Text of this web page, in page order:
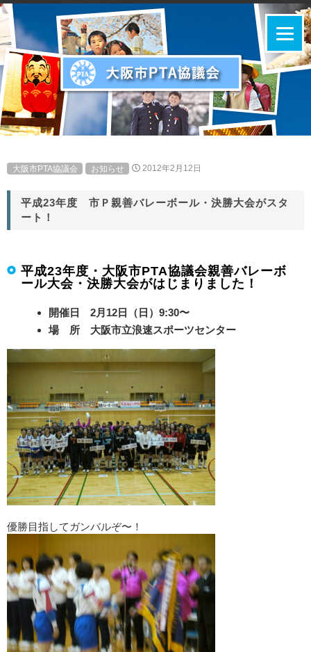
大阪市PTA協議会 お知らせ 2012年2月12日
平成23年度 市Ｐ親善バレーボール・決勝大会がスタ
ート！
平成23年度・大阪市PTA協議会親善バレーボ
ール大会・決勝大会がはじまりました！
開催日
2月12日（日）9:30〜
場 所
大阪市立浪速スポーツセンター
優勝目指してガンバルぞ〜！